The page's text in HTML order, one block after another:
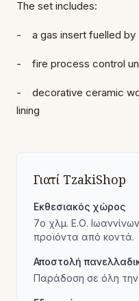
The set includes:
- a gas insert fuelled by
- fire process control
- decorative ceramic
lining
Γιατί TzakiShop
Εκθεσιακός χώρος
7ο χλμ. Ε.Ο.
προϊόντα από κοντά.
Αποστολή
Παράδοση σε όλη